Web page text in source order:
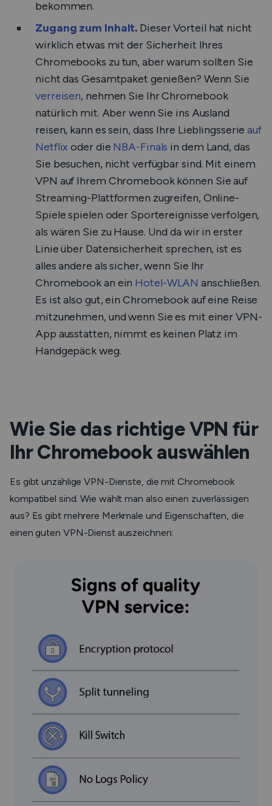
bekommen.
Zugang zum Inhalt. Dieser Vorteil hat nicht
wirklich etwas mit der Sicherheit Ihres
Chromebooks zu tun, aber warum sollten Sie
nicht das Gesamtpaket genießen? Wenn Sie
verreisen, nehmen Sie Ihr Chromebook
natürlich mit. Aber wenn Sie ins Ausland
reisen, kann es sein, dass Ihre Lieblingsserieauf
Netflix oder die NBA-Finals in dem Land, das
Sie besuchen, nicht verfügbar sind. Mit einem
VPN auf Ihrem Chromebook können Sie auf
Streaming-Plattformen zugreifen, Online-
Spiele spielen oder Sportereignisse verfolgen,
als wären Sie zu Hause. Und da wir in erster
Linie über Datensicherheit sprechen, ist es
alles andere als sicher, wenn Sie Ihr
Chromebook an ein Hotel-WLAN anschließen.
Es ist also gut, ein Chromebook auf eine Reise
mitzunehmen, und wenn Sie es mit einer VPN-
App ausstatten, nimmt es keinen Platz im
Handgepäck weg.
Wie Sie das richtige VPN für
Ihr Chromebook auswählen
Es gibt unzählige VPN-Dienste, die mit Chromebook
kompatibel sind. Wie wählt man also einen zuverlässigen
aus? Es gibt mehrere Merkmale und Eigenschaften, die
einen guten VPN-Dienst auszeichnen: